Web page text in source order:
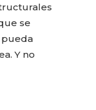
se
pueda
Y no